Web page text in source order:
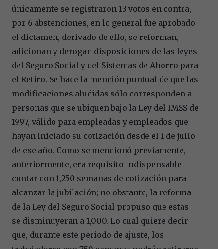
únicamente se registraron 13 votos en contra,
por 6 abstenciones, en lo general fue aprobado
el dictamen, derivado de ello, se reforman,
adicionan y derogan disposiciones de las leyes
del Seguro Social y del Sistemas de Ahorro para
el Retiro. Se hace la mención puntual de que las
modificaciones aludidas sólo corresponden a
personas que se ubiquen bajo la Ley del IMSS de
1997, válido para empleadas y empleados que
hayan iniciado su cotización desde el 1 de julio
de ese año. Como se mencionó previamente,
anteriormente, era requisito indispensable
contar con 1,250 semanas de cotización para
alcanzar la jubilación; no obstante, la reforma
de la Ley del Seguro Social propuso que estas
se disminuyeran a 1,000. Lo cual quiere decir
que, durante este periodo de ajuste, los